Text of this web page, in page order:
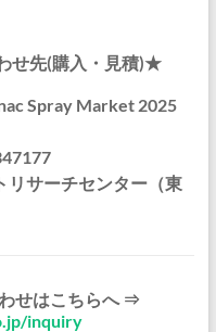
せ先(購入・見積)★
Spray Market 2025
リサーチセンター（東
せはこちらへ ⇒
inquiry